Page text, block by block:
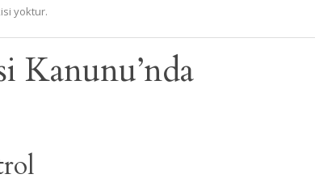
yoktur.
Kanunu’nda